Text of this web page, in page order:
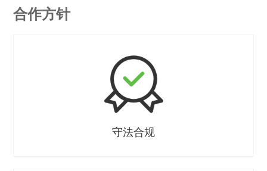
合作方针
守法合规